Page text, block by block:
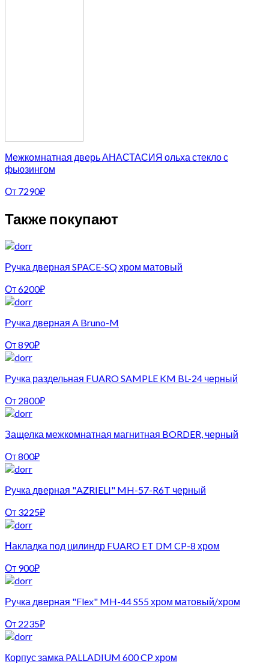
Межкомнатная дверь АНАСТАСИЯ ольха стекло с
фьюзингом
От 7290₽
Также покупают
Ручка дверная SPACE-SQ хром матовый
От6200₽
Ручка дверная A Bruno-M
От890₽
Ручка раздельная FUARO SAMPLE KM BL-24 черный
От 2800₽
Защелка межкомнатная магнитная BORDER, черный
От800₽
Ручка дверная "AZRIELI" MH-57-R6T черный
От 3225₽
Накладка под цилиндр FUARO ET DM CP-8 хром
От 900₽
Ручка дверная "Flex" MH-44 S55 хром матовый/хром
От 2235₽
Корпус замка PALLADIUM 600 CP хром